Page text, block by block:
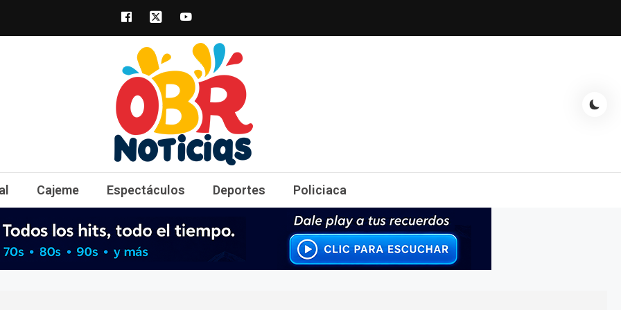
obrnoticias.com
obr noticias noticias, entretenimiento y espectáculos, entrevistas con famosos, showbizz, podcast, chismes y
Cajeme Espectáculos Deportes Policiaca